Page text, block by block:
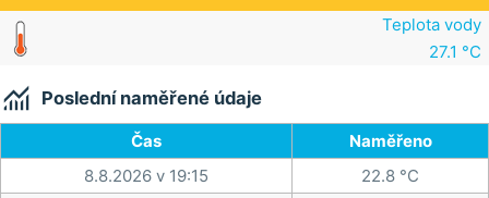
Teplota vody
27.1 °C
 Poslední naměřené údaje
Čas
Naměřeno
8.8.2026 v 19:15
22.8 °C